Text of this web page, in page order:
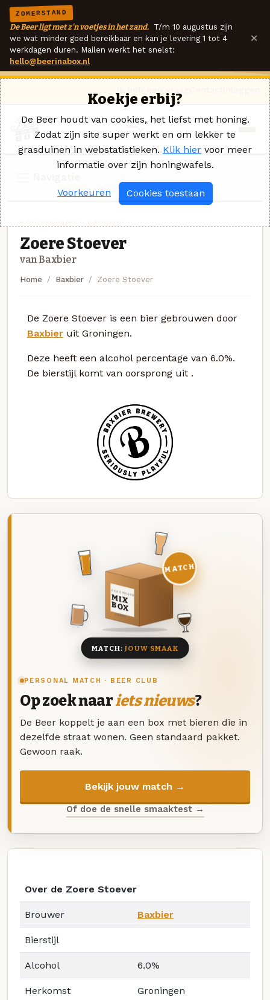
ZOMERSTAND
De Beer ligt met z'n voetjes in het zand. T/m 10 augustus zijn
we wat minder goed bereikbaar en kan je levering 1 tot 4
werkdagen duren. Mailen werkt het snelst:
hello@beerinabox.nl
×
Zoere Stoever
van Baxbier
Home Baxbier Zoere Stoever
De Zoere Stoever is een bier gebrouwen door
Baxbier uit Groningen.
Deze heeft een alcohol percentage van 6.0%.
De bierstijl komt van oorsprong uit .
PERSONAL MATCH · BEER CLUB
Op zoek naariets nieuws?
De Beer koppelt je aan een box met bieren die in
dezelfde straat wonen. Geen standaard pakket.
Gewoon raak.
Bekijk jouw match →
Of doe de snelle smaaktest →
DEZE MAAND
MIX
BOX
8 BIEREN
MATCH
MATCH:JOUW SMAAK
Over de Zoere Stoever
Brouwer Baxbier
Bierstijl
Alcohol 6.0%
Herkomst Groningen
Koekje erbij?
De Beer houdt van cookies, het liefst met honing.
Zodat zijn site super werkt en om lekker te
grasduinen in webstatistieken. Klik hier voor meer
informatie over zijn honingwafels.
Voorkeuren Cookies toestaan